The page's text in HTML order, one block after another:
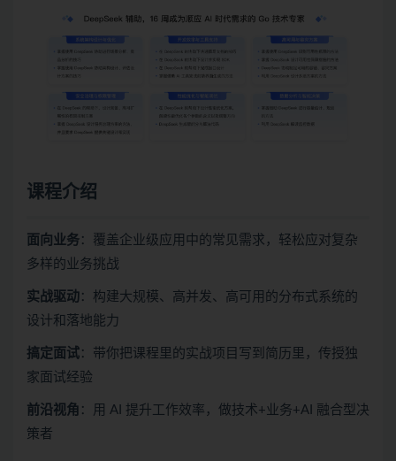
课程介绍
面向业务 ：覆盖企业级应用中的常见需求，轻松应对复杂
多样的业务挑战
实战驱动 ：构建大规模、高并发、高可用的分布式系统的
设计和落地能力
搞定面试 ：带你把课程里的实战项目写到简历里，传授独
家面试经验
前沿视角 ：用 AI 提升工作效率，做技术+业务+AI 融合型决
策者